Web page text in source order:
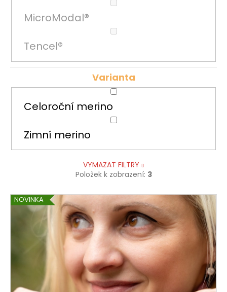
MicroModal®
Tencel®
Varianta
Celoroční merino
Zimní merino
VYMAZAT FILTRY
Položek k zobrazení: 3
V
s
p
NOVINKA